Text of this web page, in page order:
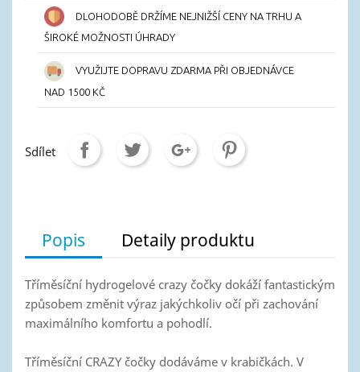
DLOHODOBĚ DRŽÍME NEJNIŽŠÍ CENY NA TRHU A
ŠIROKÉ MOŽNOSTI ÚHRADY
VYUŽIJTE DOPRAVU ZDARMA PŘI OBJEDNÁVCE
NAD 1500 KČ
Sdílet
Popis Detaily produktu
Tříměsíční hydrogelové crazy čočky dokáží fantastickým
způsobem změnit výraz jakýchkoliv očí při zachování
maximálního komfortu a pohodlí.
Tříměsíční CRAZY čočky dodáváme v krabičkách. V